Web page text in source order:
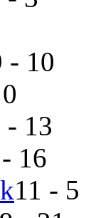
- 10
- 13
16
11 - 5